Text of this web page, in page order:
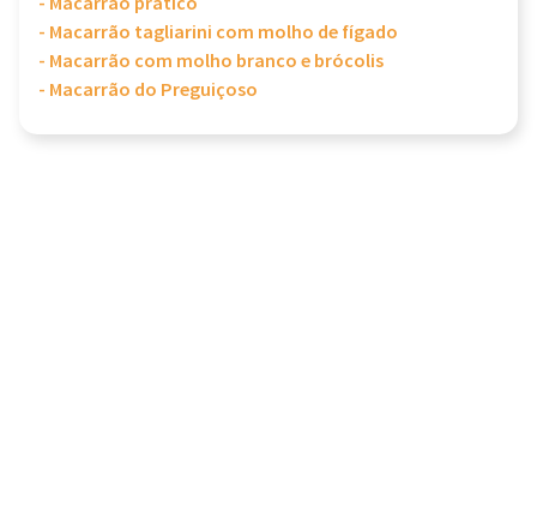
- Macarrão tagliarini com molho de fígado
- Macarrão com molho branco e brócolis
- Macarrão do Preguiçoso